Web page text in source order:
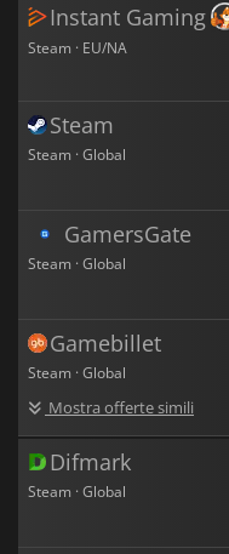
Instant Gaming
Steam · EU/NA
Steam
Steam · Global
GamersGate
Steam · Global
Gamebillet
Steam · Global
Mostra offerte simili
Difmark
Steam · Global